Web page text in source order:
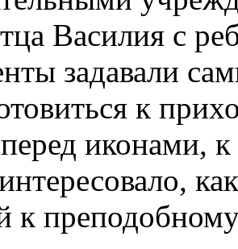
Василия с
задавали
к
иконами,
к